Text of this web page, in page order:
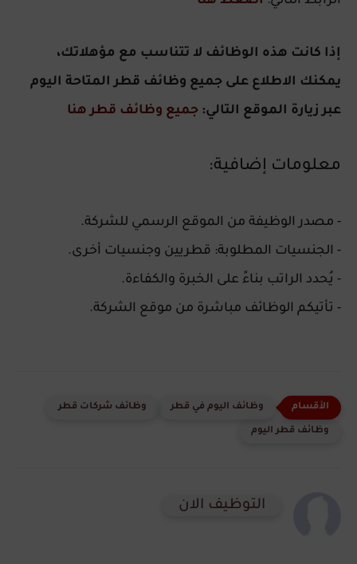
إذا كانت هذه الوظائف لا تتناسب مع مؤهلاتك،
يمكنك الاطلاع على جميع وظائف قطر المتاحة اليوم
عبر زيارة الموقع التالي: جميع وظائف قطر هنا
معلومات إضافية:
- مصدر الوظيفة من الموقع الرسمي للشركة.
- الجنسيات المطلوبة: قطريين وجنسيات أخرى.
- يُحدد الراتب بناءً على الخبرة والكفاءة.
- تأتيكم الوظائف مباشرة من موقع الشركة.
وظائف اليوم في قطر وظائف شركات قطر
وظائف قطر اليوم
التوظيف الان